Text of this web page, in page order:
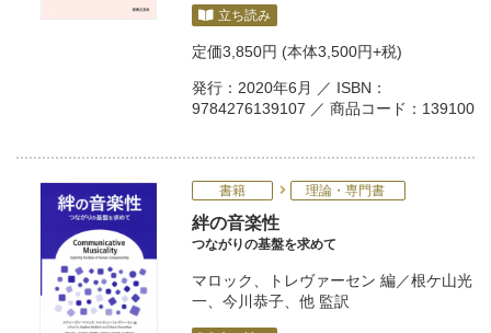
立ち読み
定価3,850円 (本体3,500円+税)
発行：2020年6月 ／ ISBN：
9784276139107 ／ 商品コード：139100
書籍 理論・専門書
絆の音楽性
つながりの基盤を求めて
マロック トレヴァーセン 編／根ケ山光
一
今川恭子 、他 監訳